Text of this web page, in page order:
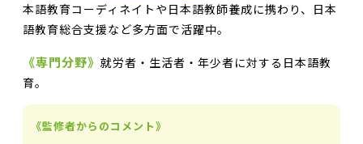
本語教育コーディネイトや日本語教師養成に携わり、日本
語教育総合支援など多方面で活躍中。
《専門分野》就労者・生活者・年少者に対する日本語教
育。
《監修者からのコメント》